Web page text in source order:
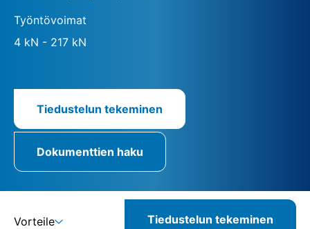
Työntövoimat
4 kN - 217 kN
Tiedustelun tekeminen
Dokumenttien haku
Vorteile Tiedustelun tekeminen